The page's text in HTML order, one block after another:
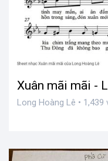
Xuân mãi mãi -
Long Hoàng Lê • 1,439